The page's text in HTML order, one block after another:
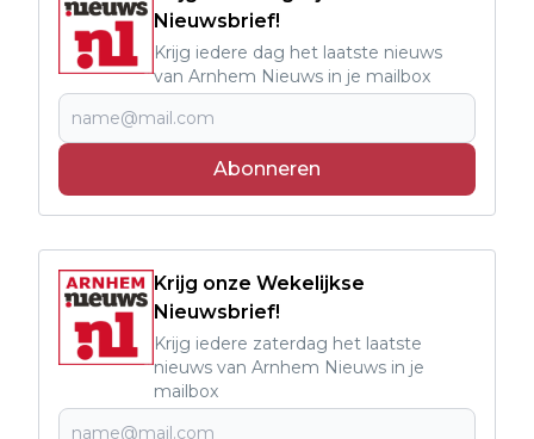
Nieuwsbrief!
Krijg iedere dag het laatste nieuws
van Arnhem Nieuws in je mailbox
Abonneren
Krijg onze Wekelijkse
Nieuwsbrief!
Krijg iedere zaterdag het laatste
nieuws van Arnhem Nieuws in je
mailbox